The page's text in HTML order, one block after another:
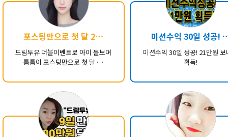
포스팅만으로 첫 달 2…
드림투유 더블이벤트로 아이 돌보며
틈틈이 포스팅만으로 첫 달 …
미션수익 30일 성공!
미션수익 30일 성공! 21만원
획득!